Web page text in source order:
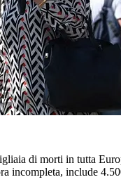
di morti in tutta
incompleta, include